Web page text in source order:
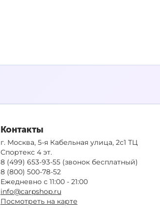
Контакты
г. Москва, 5-я Кабельная улица, 2с1 ТЦ
Спортекс 4 эт.
8 (499) 653-93-55(звонок бесплатный)
8 (800) 500-78-52
Ежедневно с 11:00 - 21:00
info@carpshop.ru
Посмотреть на карте